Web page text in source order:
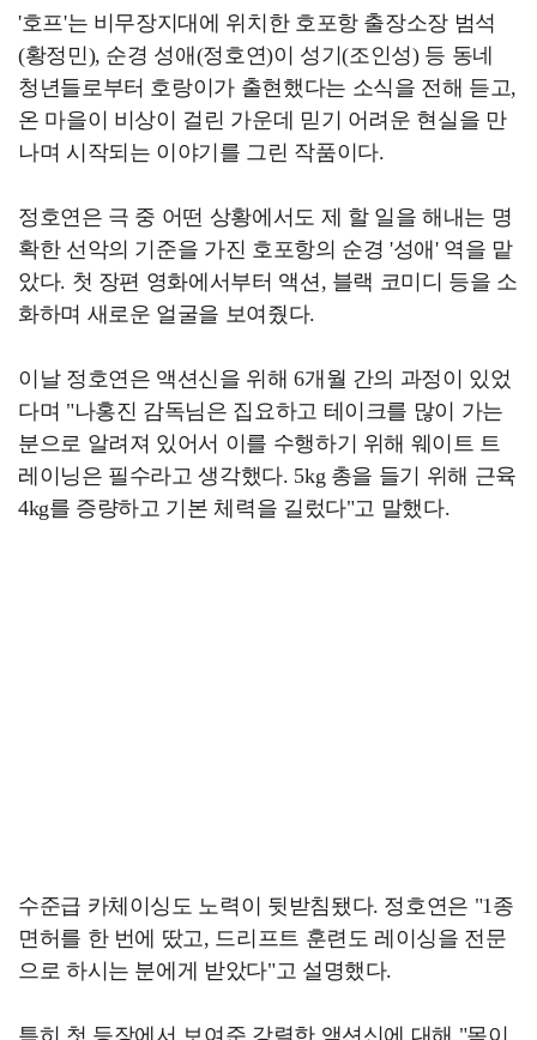
'호프'는 비무장지대에 위치한 호포항 출장소장 범석
(황정민), 순경 성애(정호연)이 성기(조인성) 등 동네
청년들로부터 호랑이가 출현했다는 소식을 전해 듣고,
온 마을이 비상이 걸린 가운데 믿기 어려운 현실을 만
나며 시작되는 이야기를 그린 작품이다.
정호연은 극 중 어떤 상황에서도 제 할 일을 해내는 명
확한 선악의 기준을 가진 호포항의 순경 '성애' 역을 맡
았다. 첫 장편 영화에서부터 액션, 블랙 코미디 등을 소
화하며 새로운 얼굴을 보여줬다.
이날 정호연은 액션신을 위해 6개월 간의 과정이 있었
다며 "나홍진 감독님은 집요하고 테이크를 많이 가는
분으로 알려져 있어서 이를 수행하기 위해 웨이트 트
레이닝은 필수라고 생각했다. 5kg 총을 들기 위해 근육
4kg를 증량하고 기본 체력을 길렀다"고 말했다.
수준급 카체이싱도 노력이 뒷받침됐다. 정호연은 "1종
면허를 한 번에 땄고, 드리프트 훈련도 레이싱을 전문
으로 하시는 분에게 받았다"고 설명했다.